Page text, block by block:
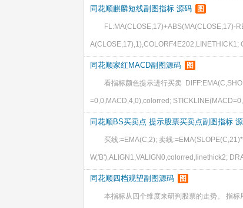
同花顺麒麟短线副图指标 源码 图
FL:MA(CLOSE,17)+ABS(MA(CLOSE,17)-
同花顺家红MACD副图源码 图
看指标颜色提示进行买卖
=0,0,MACD,4,0),colorred;
同花顺BS买卖点 提示股票买卖点副图指标
买线:=EMA(C,2); 卖线
W,'B'),ALIGN1,VALIGN0,colorred,linethick2;
同花顺四档观望副图源码 图
本指标从四个维度来研判股票的走势。 指